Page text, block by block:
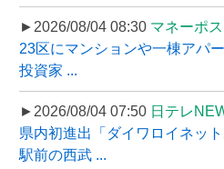
►2026/08/04 08:30 マネーポ
23区にマンションや一棟アパ
投資家 ...
►2026/08/04 07:50 日テレ
県内初進出「ダイワロイネッ
駅前の西武 ...